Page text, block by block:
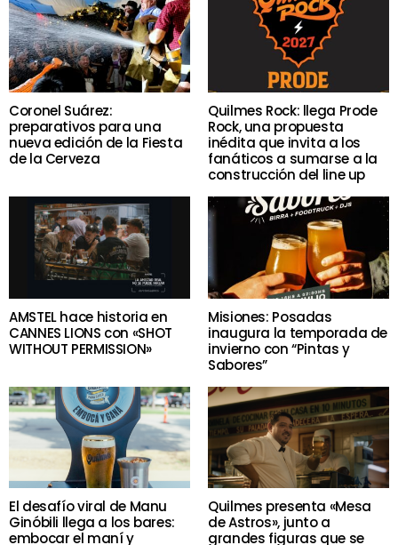
Coronel Suárez:
preparativos para una
nueva edición de la Fiesta
de la Cerveza
Quilmes Rock: llega Prode
Rock, una propuesta
inédita que invita a los
fanáticos a sumarse a la
construcción del line up
AMSTEL hace historia en
CANNES LIONS con «SHOT
WITHOUT PERMISSION»
Misiones: Posadas
inaugura la temporada de
invierno con “Pintas y
Sabores”
El desafío viral de Manu
Ginóbili llega a los bares:
embocar el maní y
Quilmes presenta «Mesa
de Astros», junto a
grandes figuras que se